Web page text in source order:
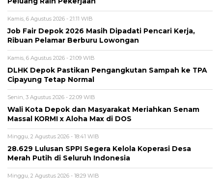
Kamis, 6 Agustus 2026 - 21:11 WIB
Job Fair Depok 2026 Masih Dipadati Pencari Kerja,
Ribuan Pelamar Berburu Lowongan
Kamis, 6 Agustus 2026 - 21:09 WIB
DLHK Depok Pastikan Pengangkutan Sampah ke TPA
Cipayung Tetap Normal
Senin, 3 Agustus 2026 - 22:09 WIB
Wali Kota Depok dan Masyarakat Meriahkan Senam
Massal KORMI x Aloha Max di DOS
Minggu, 2 Agustus 2026 - 18:41 WIB
28.629 Lulusan SPPI Segera Kelola Koperasi Desa
Merah Putih di Seluruh Indonesia
Minggu, 2 Agustus 2026 - 18:29 WIB